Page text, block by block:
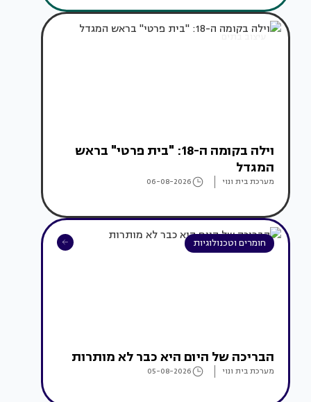
עיצוב בתים
וילה בקומה ה-18: "בית פרטי" בראש
המגדל
מערכת בית ונוי 06-08-2026
חומרים וטכנולוגיות
הבריכה של היום היא כבר לא מותרות
מערכת בית ונוי 05-08-2026